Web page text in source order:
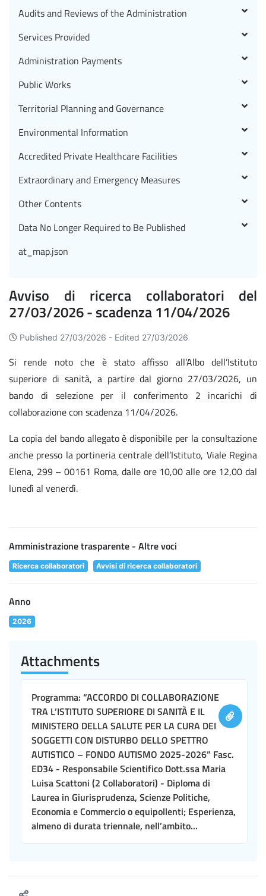
Avviso di ricerca collaboratori del
27/03/2026 - scadenza 11/04/2026
Published 27/03/2026 - Edited 27/03/2026
Si rende noto che è stato affisso all’Albo dell’Istituto
superiore di sanità, a partire dal giorno 27/03/2026, un
bando di selezione per il conferimento 2 incarichi di
collaborazione con scadenza 11/04/2026.
La copia del bando allegato è disponibile per la consultazione
anche presso la portineria centrale dell’Istituto, Viale Regina
Elena, 299 – 00161 Roma, dalle ore 10,00 alle ore 12,00 dal
lunedì al venerdì.
Amministrazione trasparente - Altre voci
Ricerca collaboratori Avvisi di ricerca collaboratori
Anno
2026
Attachments
Programma: “ACCORDO DI COLLABORAZIONE
TRA L’ISTITUTO SUPERIORE DI SANITÀ E IL
MINISTERO DELLA SALUTE PER LA CURA DEI
SOGGETTI CON DISTURBO DELLO SPETTRO
AUTISTICO – FONDO AUTISMO 2025-2026” Fasc.
ED34 - Responsabile Scientifico Dott.ssa Maria
Luisa Scattoni (2 Collaboratori) - Diploma di
Laurea in Giurisprudenza, Scienze Politiche,
Economia e Commercio o equipollenti; Esperienza,
almeno di durata triennale, nell’ambito...
Audits and Reviews of the Administration
Services Provided
Administration Payments
Public Works
Territorial Planning and Governance
Environmental Information
Accredited Private Healthcare Facilities
Extraordinary and Emergency Measures
Other Contents
Data No Longer Required to Be Published
at_map.json